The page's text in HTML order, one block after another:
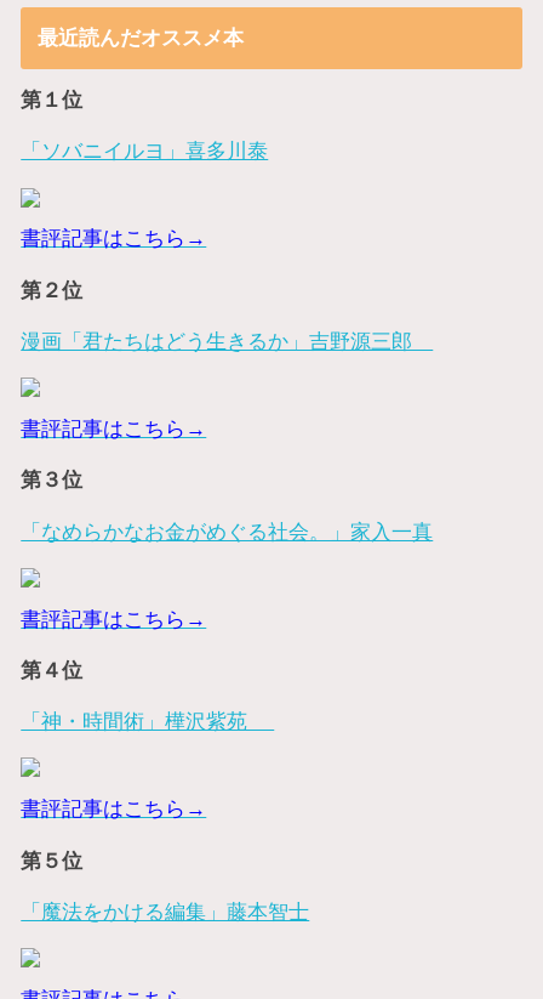
最近読んだオススメ本
第１位
「ソバニイルヨ」喜多川泰
書評記事はこちら→
第２位
漫画「君たちはどう生きるか」吉野源三郎
書評記事はこちら→
第３位
「なめらかなお金がめぐる社会。」家入一真
書評記事はこちら→
第４位
「神・時間術」樺沢紫苑
書評記事はこちら→
第５位
「魔法をかける編集」藤本智士